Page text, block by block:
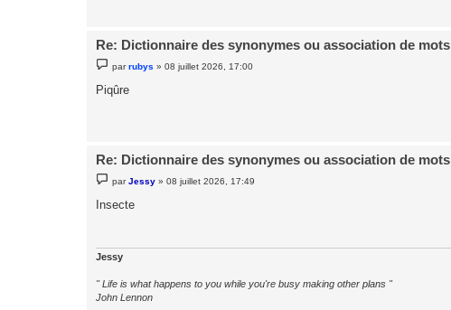
Re: Dictionnaire des synonymes ou association de mots
e
s
parrubys »08 juillet 2026, 17:00
Piqûre
Re: Dictionnaire des synonymes ou association de mots
e
s
parJessy »08 juillet 2026, 17:49
Insecte
Jessy
" Life is what happens to you while you're busy making other plans "
John Lennon